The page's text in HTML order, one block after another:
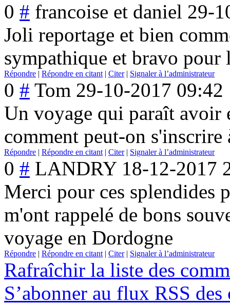
0 # francoise et daniel 29-
Joli reportage et bien
sympathique et bravo
Répondre | Répondre en citant | Citer| Signaler à l’administrateur
0 # Tom 29-10-2017 09:42
Un voyage qui paraît avoir
comment peut-on s'inscrire
Répondre | Répondre en citant | Citer| Signaler à l’administrateur
0 # LANDRY 18-12-2017
Merci pour ces splendides
m'ont rappelé de bons
voyage en Dordogne
Répondre | Répondre en citant | Citer| Signaler à l’administrateur
Rafraîchir la liste des
S’abonner au flux RSS